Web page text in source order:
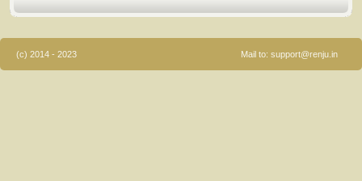
(c) 2014 - 2023 Mail to: support@renju.in